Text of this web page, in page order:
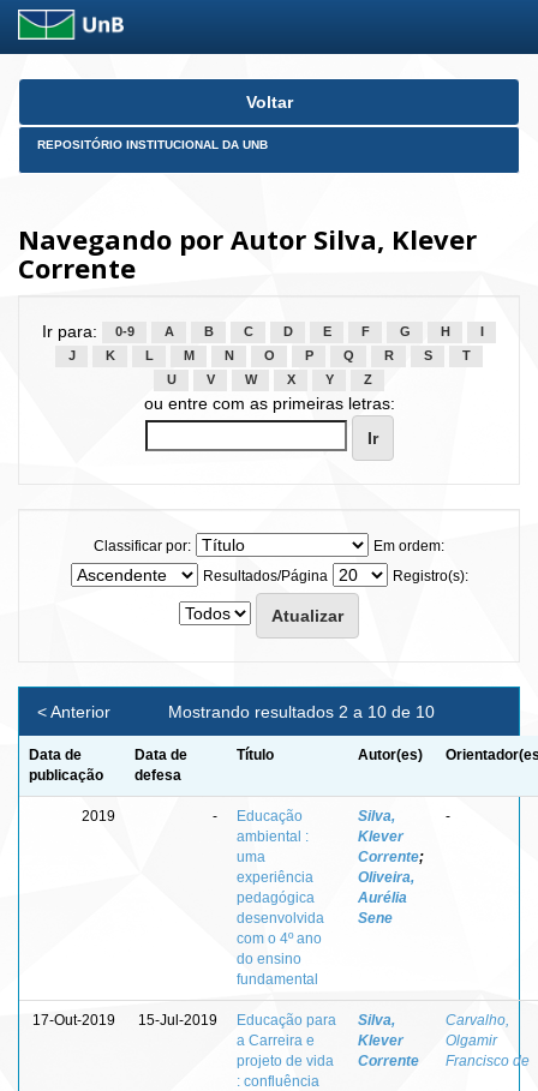
Skip
Voltar
REPOSITÓRIO INSTITUCIONAL DA UNB
Navegando por Autor Silva, Klever
Corrente
Ir para: 0-9 A B C D E F G H
J
K L M N O P Q R S
T
U
V W X Y Z
ou entre com as primeiras letras:
Classificar por:
Em ordem:
Resultados/Página
Registro(s):
Mostrando resultados 2 a 10 de 10
< Anterior
Data de
publicação
Data de
defesa
Título Autor(es)
2019 -
Educação
ambiental :
uma
experiência
pedagógica
desenvolvida
com o 4º ano
do ensino
fundamental
Silva,
Klever
Corrente;
Oliveira,
Aurélia
Sene
-
17-Out-2019 15-Jul-2019
Educação para
a Carreira e
projeto de vida
: confluência
Silva,
Klever
Corrente
Carvalho,
Olgamir
Francisco de